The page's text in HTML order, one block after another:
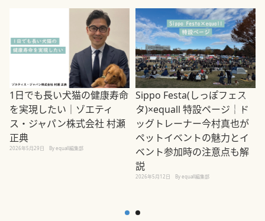
1日でも長い犬猫の健康寿命
を実現したい｜ゾエティ
ス・ジャパン株式会社 村瀬
正典
2026年5月29日 By equall編集部
Sippo Festa(しっぽフェス
タ)×equall 特設ページ｜ド
ッグトレーナー今村真也が
ペットイベントの魅力とイ
ベント参加時の注意点も解
説
2026年5月12日 By equall編集部